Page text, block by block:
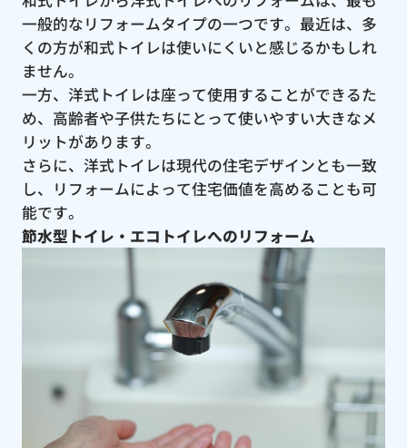
一般的なリフォームタイプの一つです。最近は、多
くの方が和式トイレは使いにくいと感じるかもしれ
ません。
一方、洋式トイレは座って使用することができるた
め、高齢者や子供たちにとって使いやすい大きなメ
リットがあります。
さらに、洋式トイレは現代の住宅デザインとも一致
し、リフォームによって住宅価値を高めることも可
能です。
節水型トイレ・エコトイレへのリフォーム